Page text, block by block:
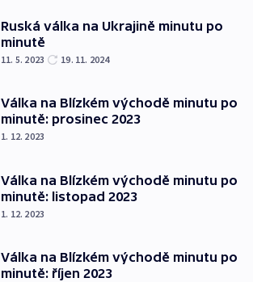
Ruská válka na Ukrajině minutu po
minutě
11. 5. 2023 19. 11. 2024
Válka na Blízkém východě minutu po
minutě: prosinec 2023
1. 12. 2023
Válka na Blízkém východě minutu po
minutě: listopad 2023
1. 12. 2023
Válka na Blízkém východě minutu po
minutě: říjen 2023